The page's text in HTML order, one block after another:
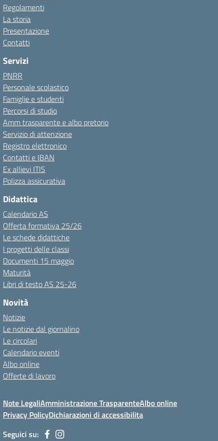
Regolamenti
La storia
Presentazione
Contatti
Servizi
PNRR
Personale scolastico
Famiglie e studenti
Percorsi di studio
Amm trasparente e albo pretorio
Servizio di attenzione
Registro elettronico
Contatti e IBAN
Ex allievi ITIS
Polizza assicurativa
Didattica
Calendario AS
Offerta formativa 25/26
Le schede didattiche
I progetti delle classi
Documenti 15 maggio
Maturità
Libri di testo AS 25-26
Novità
Notizie
Le notizie dal giornalino
Le circolari
Calendario eventi
Albo online
Offerte di lavoro
Note LegaliAmministrazione TrasparenteAlbo online
Privacy PolicyDichiarazioni di accessibilita
Seguici su: